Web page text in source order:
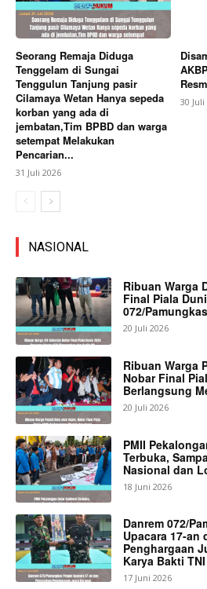
Seorang Remaja Diduga
Tenggelam di Sungai
Tenggulun Tanjung pasir
Cilamaya Wetan Hanya sepeda
korban yang ada di
jembatan,Tim BPBD dan warga
setempat Melakukan
Pencarian...
31 Juli 2026
30 Juli
NASIONAL
Ribuan Warga
Final Piala
072/
20 Juli 2026
Ribuan Warga
Nobar Final
Berlangsung
20 Juli 2026
PMII
Terbuka,
Nasional dan
18 Juni 2026
Danrem 072/
Upacara 17-an
Penghargaan
Karya Bakti
17 Juni 2026